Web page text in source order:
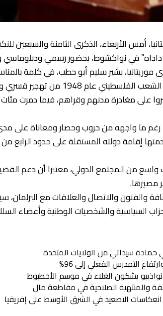
أمس الأربعاء، الذكرى الثامنة والسبعين
داداه” في نواكشوط، بحضور رسمي
بشير سليم أبو حطب، في كلمة
يمثل مناسبة لاستحضار ما تعرض له
على مغادرة مدنهم وقراهم، فيما دمرت
ما واجهه من حروب وحصار ومعاناة على مدى
من المجتمع الدولي، معتبرا أن دعم
مصيرها.
والفنون والاتصال والعلاقات مع
السياسية والشخصيات الوطنية وأعضاء
حمادة سيداتي من الولايات المتحدة
التمدرس الفعلي إلى 96%
والمنتهية الصلاحية في مقاطعة مال
التصعيد في الشرق الأوسط على إفريقيا